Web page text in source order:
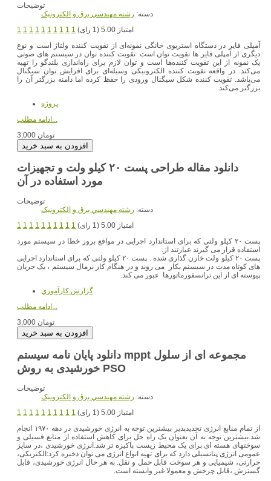
توضیحات
دسته: رشته مهندسي برق و الکترونيک
1 1 1 1 1 1 1 1 1 1
امتیاز 5.00 (1 رای)
آمپلی فایر در دستگاه ‌استریوی خانگی نمونه‌ای از تقویت کننده ولتاژ است و نوع
دیگری از آمپلی فایر ها تقویت توان است. تقویت کننده توان در سیستم های صوتی
یک نمونه‌ از این تقویت کننده‌ها ‌است و توان لازم برای راه‌اندازی بلندگو را تهیه
می‌کند. در واقعه تقویت کننده الکترونیکی وسیله‌ای برای افزایش توان سیگنال
می‌باشد. تقویت کننده شکل سیگنال ورودی را حفظ کرده اما دامنه بزرگتر آن را
بزرگتر می‌کند.
پروژه
ادامه مطلب...
3,000 تومان
دانلود مقاله طراحی پست ۲۰ کیلو ولت و تجهیزات
مورد استفاده در آن
توضیحات
دسته: رشته مهندسي برق و الکترونيک
1 1 1 1 1 1 1 1 1 1
امتیاز 5.00 (1 رای)
پست ۲۰ کیلو ولتی که برای استاندارد اجرایی در مواقع بروز خطا در سیستم مورد
استفاده قرار می گیرند عبارتند از:
پست ۲۰ کیلو ولت خازن گذاری شده . پست ۲۰ کیلو ولتی که برای استاندارد اجرایی
های کوتاه مدت در سیستم بکار می روند و در هنگام کار نرمال سیستم ، یک جریان
پیوسته ای از این ترانسفورماتورها عبور می کند.
گزارش کارآموزي
3,000 تومان
دانلود پایان نامه سیستم mppt مجموعه ای از سلول
خورشیدی به روش PSO
توضیحات
دسته: رشته مهندسي برق و الکترونيک
1 1 1 1 1 1 1 1 1 1
امتیاز 5.00 (1 رای)
از تمام منابع انرژی تجدیدپذیر بیشترین توجه به انرژی خورشیدی در دهه ۱۹۷۰ انجام
شد.بیشترین توجه به آن بعنوان یک راه حل برای کاهش استفاده از منابع فسیلی و
سوختهای هسته ای برای یک محیط زیست پاکیزه تر شد.انرژی خورشیدی ،در سایز
عمومی انرژی پتانسیلی دارد که برای تهیه انواع انرژی می توان ذخیره کرد:الکتریکی،
حرارتی، شیمیایی و هر سوخت قابل حمل و نقل. به هر حال انرژی خورشیدی، قابل
گسترش ،قابل چرخش و معمولا غیر وابسته است.